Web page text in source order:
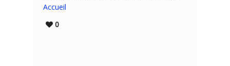
Accueil
0